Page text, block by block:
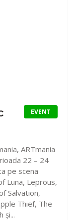
EVENT
ARTmania
22 – 24
pe scena
Luna, Leprous,
Salvation,
Thief, The
și...